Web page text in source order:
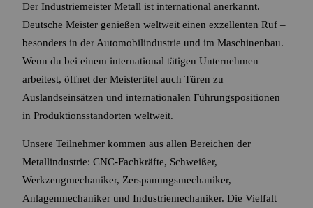
Der Industriemeister Metall ist international anerkannt.
Deutsche Meister genießen weltweit einen exzellenten Ruf –
besonders in der Automobilindustrie und im Maschinenbau.
Wenn du bei einem international tätigen Unternehmen
arbeitest, öffnet der Meistertitel auch Türen zu
Auslandseinsätzen und internationalen Führungspositionen
in Produktionsstandorten weltweit.
Unsere Teilnehmer kommen aus allen Bereichen der
Metallindustrie: CNC-Fachkräfte, Schweißer,
Werkzeugmechaniker, Zerspanungsmechaniker,
Anlagenmechaniker und Industriemechaniker. Die Vielfalt